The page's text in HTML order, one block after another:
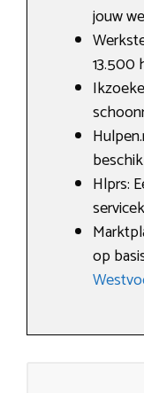
jouw
13.500
Hlprs:
op